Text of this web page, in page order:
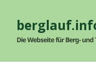
Die Webseite für Berg- und